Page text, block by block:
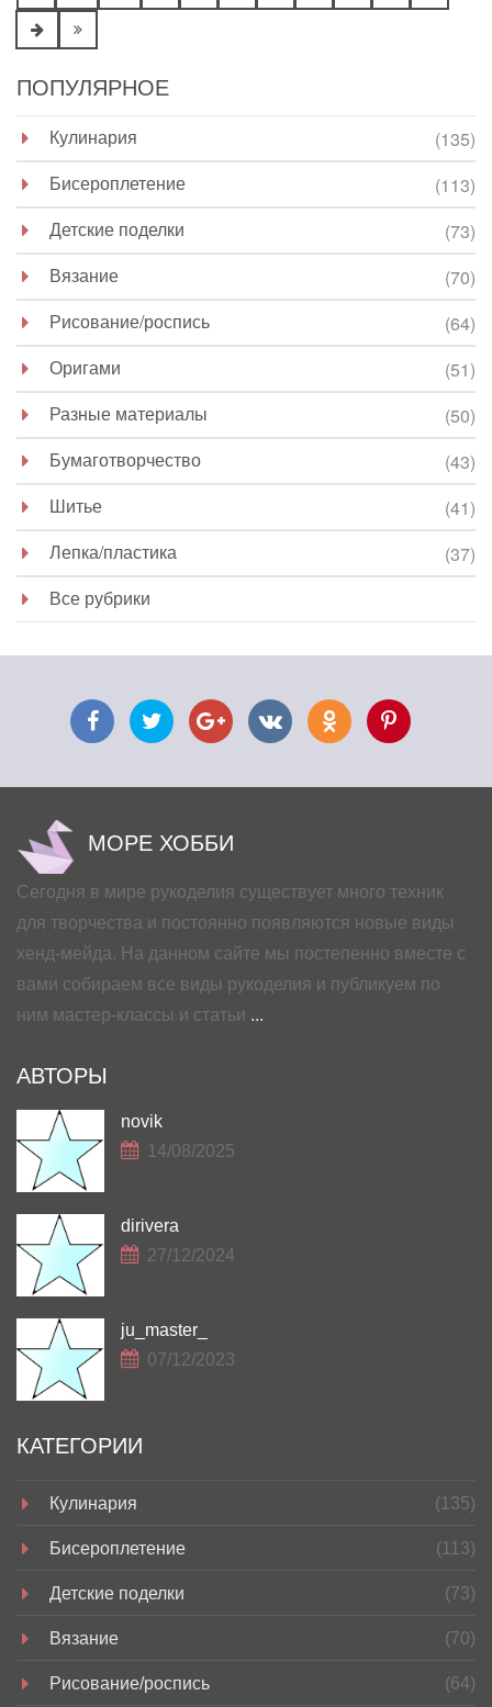
ПОПУЛЯРНОЕ
Кулинария
(135)
Бисероплетение
(113)
Детские поделки
(73)
Вязание
(70)
Рисование/роспись
(64)
Оригами
(51)
Разные материалы
(50)
Бумаготворчество
(43)
Шитье
(41)
Лепка/пластика
(37)
Все рубрики
МОРЕ ХОББИ
Сегодня в мире рукоделия существует много техник
для творчества и постоянно появляются новые виды
хенд-мейда. На данном сайте мы постепенно вместе с
вами собираем все виды рукоделия и публикуем по
ним мастер-классы и статьи ...
АВТОРЫ
novik
14/08/2025
dirivera
27/12/2024
ju_master_
07/12/2023
КАТЕГОРИИ
Кулинария (135)
Бисероплетение (113)
Детские поделки (73)
Вязание (70)
Рисование/роспись (64)